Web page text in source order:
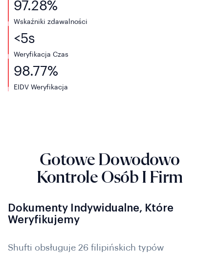
97.28%
Wskaźniki zdawalności
<5s
Weryfikacja Czas
98.77%
EIDV Weryfikacja
Gotowe Dowodowo
Kontrole Osób I Firm
Dokumenty Indywidualne, Które
Weryfikujemy
Shufti obsługuje 26 filipińskich typów